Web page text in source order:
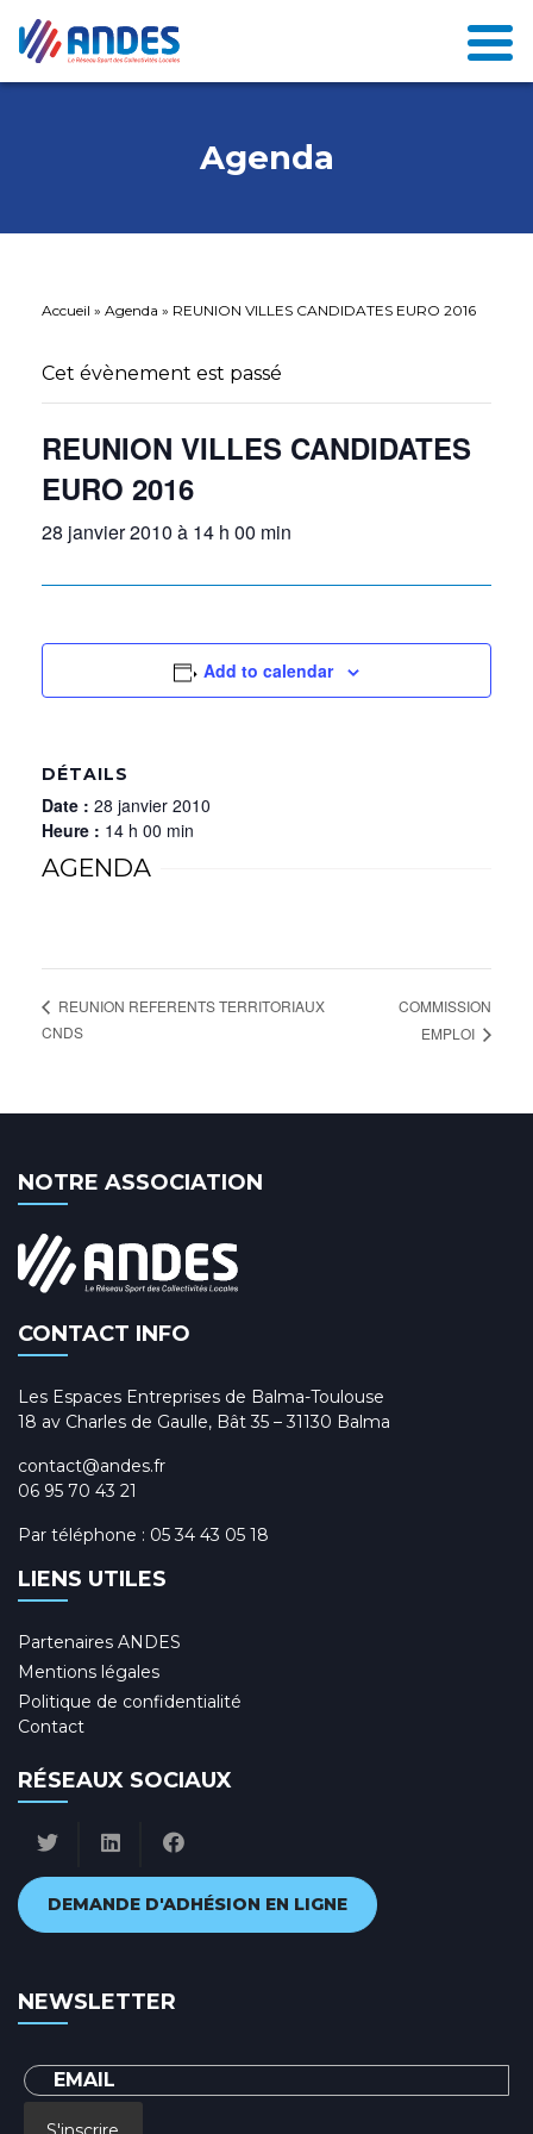
Agenda
Accueil » Agenda » REUNION VILLES CANDIDATES EURO 2016
Cet évènement est passé
REUNION VILLES CANDIDATES
EURO 2016
28 janvier 2010 à 14 h 00 min
Add to calendar
DÉTAILS
Date : 28 janvier 2010
Heure : 14 h 00 min
AGENDA
REUNION REFERENTS TERRITORIAUX
CNDS
COMMISSION
EMPLOI
NOTRE ASSOCIATION
CONTACT INFO
Les Espaces Entreprises de Balma-Toulouse
18 av Charles de Gaulle, Bât 35 – 31130 Balma
contact@andes.fr
06 95 70 43 21
Par téléphone : 05 34 43 05 18
LIENS UTILES
Partenaires ANDES
Mentions légales
Politique de confidentialité
Contact
RÉSEAUX SOCIAUX
DEMANDE D'ADHÉSION EN LIGNE
NEWSLETTER